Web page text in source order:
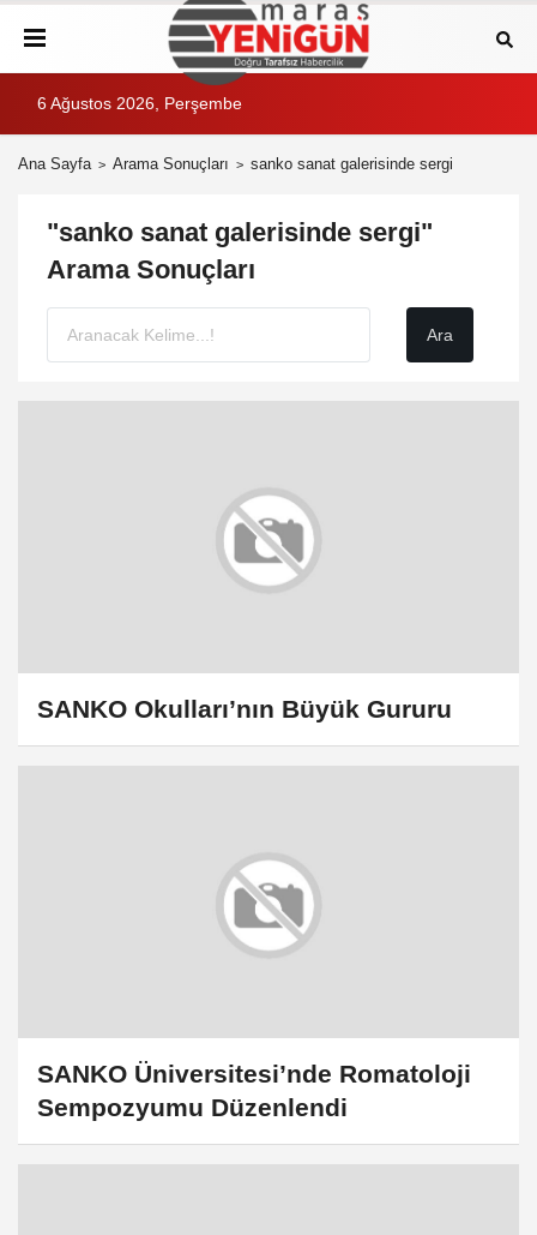
6 Ağustos 2026, Perşembe
Ana Sayfa Arama Sonuçları sanko sanat galerisinde sergi
"sanko sanat galerisinde sergi"
Arama Sonuçları
SANKO Okulları’nın Büyük Gururu
SANKO Üniversitesi’nde Romatoloji
Sempozyumu Düzenlendi